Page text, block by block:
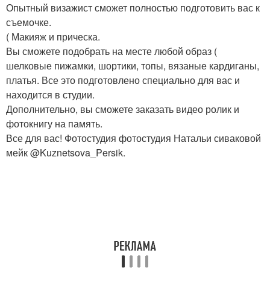
Опытный визажист сможет полностью подготовить вас к
съемочке.
( Макияж и прическа.
Вы сможете подобрать на месте любой образ (
шелковые пижамки, шортики, топы, вязаные кардиганы,
платья. Все это подготовлено специально для вас и
находится в студии.
Дополнительно, вы сможете заказать видео ролик и
фотокнигу на память.
Все для вас! Фотостудия фотостудия Натальи сиваковой
мейк @Kuznetsova_Persik.